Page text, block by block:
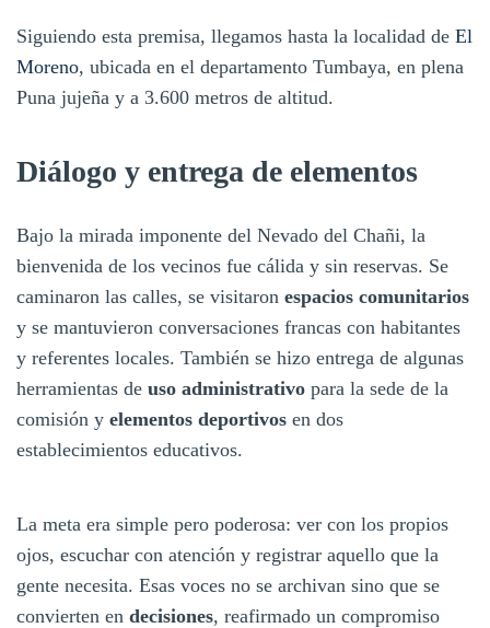
Siguiendo esta premisa, llegamos hasta la localidad de El
Moreno, ubicada en el departamento Tumbaya, en plena
Puna jujeña y a 3.600 metros de altitud.
Diálogo y entrega de elementos
Bajo la mirada imponente del Nevado del Chañi, la
bienvenida de los vecinos fue cálida y sin reservas. Se
caminaron las calles, se visitaron espacios comunitarios
y se mantuvieron conversaciones francas con habitantes
y referentes locales. También se hizo entrega de algunas
herramientas de uso administrativo para la sede de la
comisión y elementos deportivos en dos
establecimientos educativos.
La meta era simple pero poderosa: ver con los propios
ojos, escuchar con atención y registrar aquello que la
gente necesita. Esas voces no se archivan sino que se
convierten en decisiones, reafirmado un compromiso